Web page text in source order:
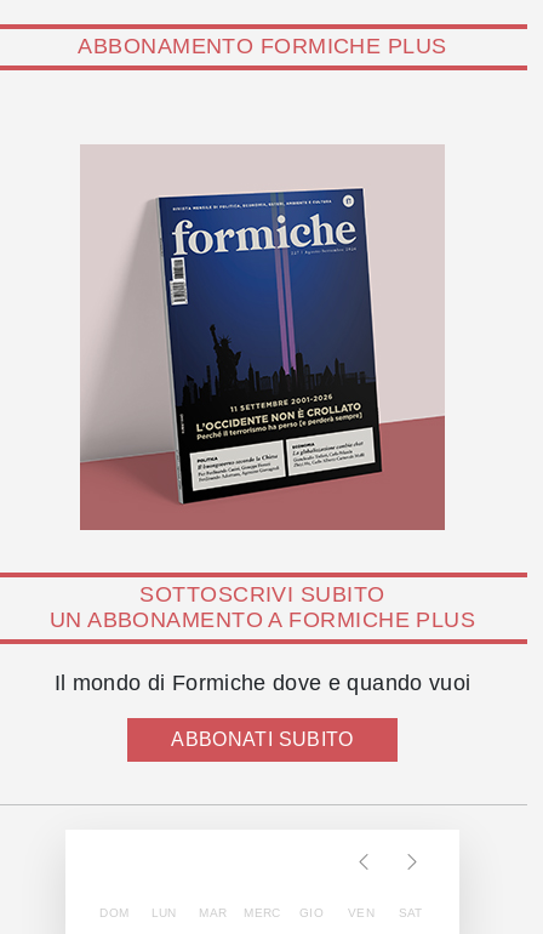
ABBONAMENTO FORMICHE PLUS
SOTTOSCRIVI SUBITO
UN ABBONAMENTO A FORMICHE PLUS
Il mondo di Formiche dove e quando vuoi
ABBONATI SUBITO
DOM LUN MAR MERC GIO VEN SAT